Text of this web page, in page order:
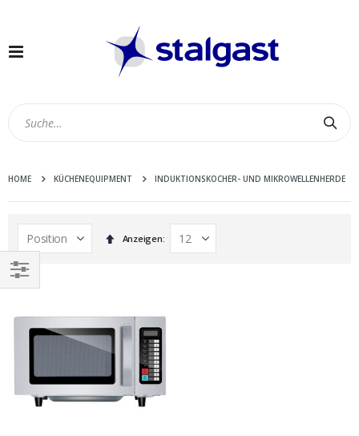
Navigation
HOME KÜCHENEQUIPMENT INDUKTIONSKOCHER- UND MIKROWELLENHERDE
In
absteigender
Anzeigen
EINKAUFEN